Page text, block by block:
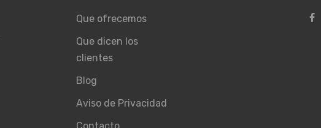
Que ofrecemos
Que dicen los
clientes
Blog
Aviso de Privacidad